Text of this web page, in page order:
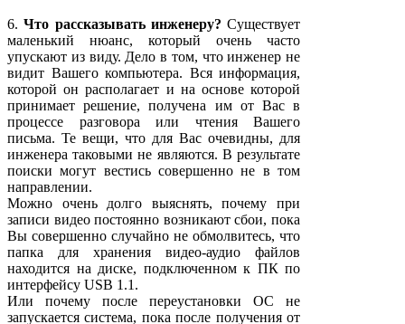
6.Что рассказывать инженеру? Существует
маленький нюанс, который очень часто
упускают из виду. Дело в том, что инженер не
видит Вашего компьютера. Вся информация,
которой он располагает и на основе которой
принимает решение, получена им от Вас в
процессе разговора или чтения Вашего
письма. Те вещи, что для Вас очевидны, для
инженера таковыми не являются. В результате
поиски могут вестись совершенно не в том
направлении.
Можно очень долго выяснять, почему при
записи видео постоянно возникают сбои, пока
Вы совершенно случайно не обмолвитесь, что
папка для хранения видео-аудио файлов
находится на диске, подключенном к ПК по
интерфейсу USB 1.1.
Или почему после переустановки ОС не
запускается система, пока после получения от